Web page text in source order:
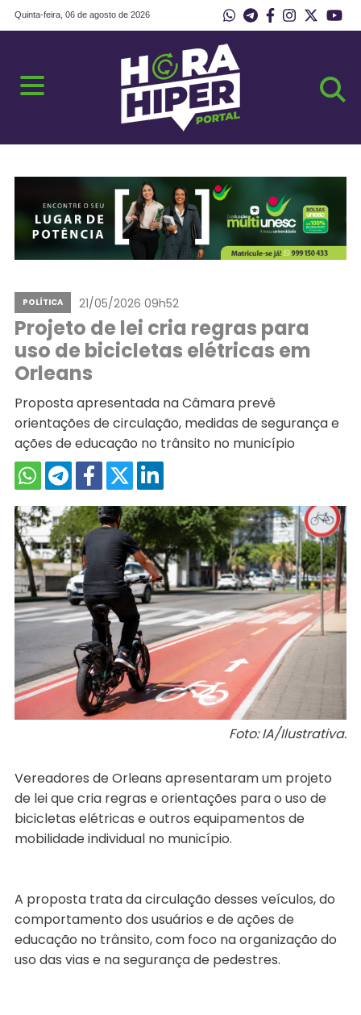
Quinta-feira, 06 de agosto de 2026
POLÍTICA 21/05/2026 09h52
Projeto de lei cria regras para
uso de bicicletas elétricas em
Orleans
Proposta apresentada na Câmara prevê
orientações de circulação, medidas de segurança e
ações de educação no trânsito no município
Foto: IA/Ilustrativa.
Vereadores de Orleans apresentaram um projeto
de lei que cria regras e orientações para o uso de
bicicletas elétricas e outros equipamentos de
mobilidade individual no município.
A proposta trata da circulação desses veículos, do
comportamento dos usuários e de ações de
educação no trânsito, com foco na organização do
uso das vias e na segurança de pedestres.